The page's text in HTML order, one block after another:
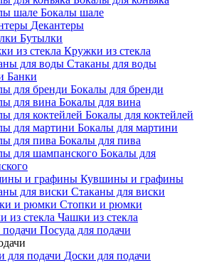
Бокалы шале
Декантеры
Бутылки
Кружки из стекла
Стаканы для воды
Банки
Бокалы для бренди
Бокалы для вина
Бокалы для коктейлей
Бокалы для мартини
Бокалы для пива
Бокалы для
Кувшины и графины
Стаканы для виски
Стопки и рюмки
Чашки из стекла
Посуда для подачи
Доски для подачи